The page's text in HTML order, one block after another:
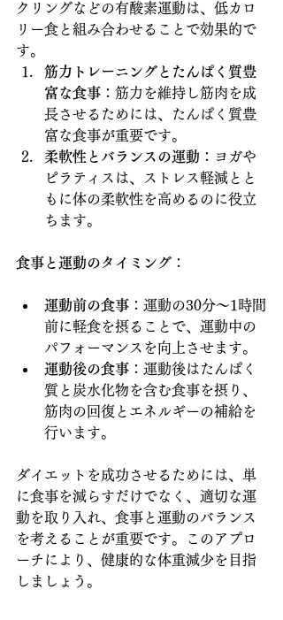
クリングなどの有酸素運動は、低カロ
リー食と組み合わせることで効果的で
す。
筋力トレーニングとたんぱく質豊
富な食事 ：筋力を維持し筋肉を成
長させるためには、たんぱく質豊
富な食事が重要です。
柔軟性とバランスの運動 ：ヨガや
ピラティスは、ストレス軽減とと
もに体の柔軟性を高めるのに役立
ちます。
食事と運動のタイミング ：
運動前の食事 ：運動の30分〜1時間
前に軽食を摂ることで、運動中の
パフォーマンスを向上させます。
運動後の食事 ：運動後はたんぱく
質と炭水化物を含む食事を摂り、
筋肉の回復とエネルギーの補給を
行います。
ダイエットを成功させるためには、単
に食事を減らすだけでなく、適切な運
動を取り入れ、食事と運動のバランス
を考えることが重要です。このアプロ
ーチにより、健康的な体重減少を目指
しましょう。